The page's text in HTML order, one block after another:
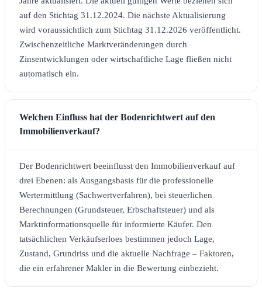
auf den Stichtag 31.12.2024. Die nächste Aktualisierung
wird voraussichtlich zum Stichtag 31.12.2026 veröffentlicht.
Zwischenzeitliche Marktveränderungen durch
Zinsentwicklungen oder wirtschaftliche Lage fließen nicht
automatisch ein.
Welchen Einfluss hat der Bodenrichtwert auf den
Immobilienverkauf?
Der Bodenrichtwert beeinflusst den Immobilienverkauf auf
drei Ebenen: als Ausgangsbasis für die professionelle
Wertermittlung (Sachwertverfahren), bei steuerlichen
Berechnungen (Grundsteuer, Erbschaftsteuer) und als
Marktinformationsquelle für informierte Käufer. Den
tatsächlichen Verkäufserloes bestimmen jedoch Lage,
Zustand, Grundriss und die aktuelle Nachfrage – Faktoren,
die ein erfahrener Makler in die Bewertung einbezieht.